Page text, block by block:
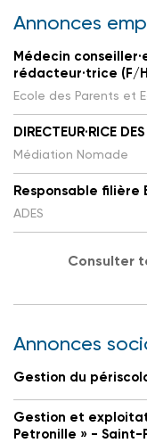
Annonces
Médecin
rédacteur·trice (F/
Ecole des Parents et
DIRECTEUR·RICE
Médiation Nomade
Responsable filière
ADES
Consulter
Annonces
Gestion du
Gestion et
Petronille » -